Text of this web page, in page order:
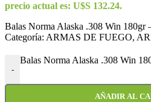
precio actual es: U$S 132.24.
Balas Norma Alaska .308 Win 180gr
Categoría: ARMAS DE FUEGO,
-
Balas Norma Alaska .308 Win
AÑADIR AL